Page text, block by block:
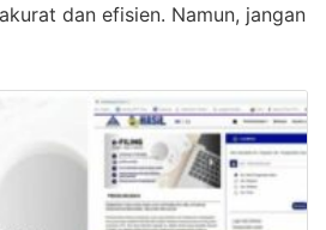
dan efisien. Namun, jangan